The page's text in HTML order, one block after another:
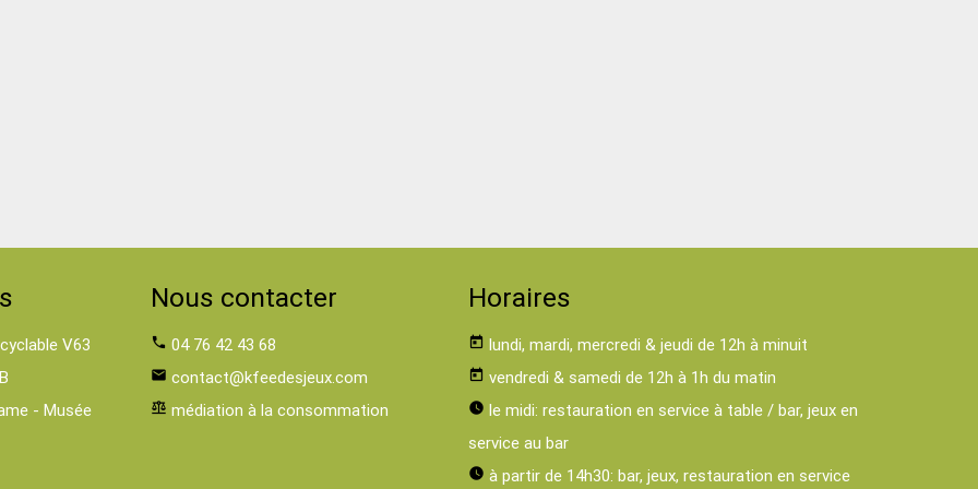
V63
- Musée
Nous contacter
phone 04 76 42 43 68
email contact@kfeedesjeux.com
balance médiation à la consommation
Horaires
today lundi, mardi, mercredi & jeudi de 12h à minuit
today vendredi & samedi de 12h à 1h du matin
watch_later le midi: restauration en service à table / bar, jeux en
service au bar
watch_later à partir de 14h30: bar, jeux, restauration en service